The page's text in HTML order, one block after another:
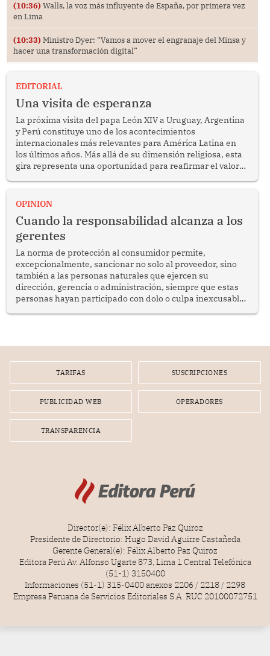
(10:36) Walls, la voz más influyente de España, por primera vez
en Lima
(10:33) Ministro Dyer: “Vamos a mover el engranaje del Minsa y
hacer una transformación digital”
EDITORIAL
Una visita de esperanza
La próxima visita del papa León XIV a Uruguay, Argentina
y Perú constituye uno de los acontecimientos
internacionales más relevantes para América Latina en
los últimos años. Más allá de su dimensión religiosa, esta
gira representa una oportunidad para reafirmar el valor
enfrenta desafíos en materia de desarrollo, cohesión
OPINION
Cuando la responsabilidad alcanza a los
gerentes
La norma de protección al consumidor permite,
excepcionalmente, sancionar no solo al proveedor, sino
también a las personas naturales que ejercen su
dirección, gerencia o administración, siempre que estas
personas hayan participado con dolo o culpa inexcusable
por la frustrada realización de un meet and greet con
TARIFAS SUSCRIPCIONES
PUBLICIDAD WEB OPERADORES
TRANSPARENCIA
Director(e): Félix Alberto Paz Quiroz
Presidente de Directorio: Hugo David Aguirre Castañeda
Gerente General(e): Félix Alberto Paz Quiroz
Editora Perú Av. Alfonso Ugarte 873, Lima 1 Central Telefónica
(51-1) 3150400
Informaciones (51-1) 315-0400 anexos 2206 / 2218 / 2298
Empresa Peruana de Servicios Editoriales S.A. RUC 20100072751